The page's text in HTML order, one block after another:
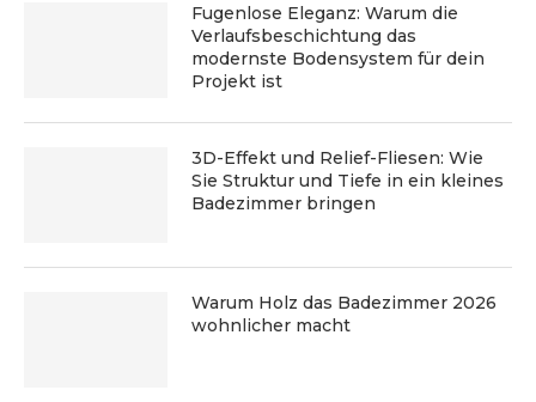
Fugenlose Eleganz: Warum die
Verlaufsbeschichtung das
modernste Bodensystem für dein
Projekt ist
3D-Effekt und Relief-Fliesen: Wie
Sie Struktur und Tiefe in ein kleines
Badezimmer bringen
Warum Holz das Badezimmer 2026
wohnlicher macht